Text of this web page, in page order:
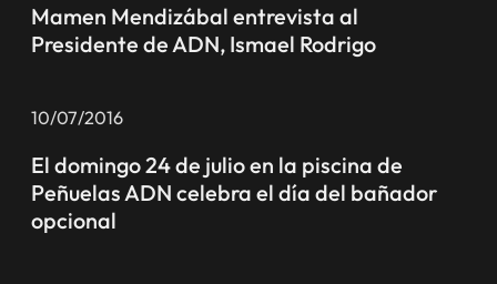
Mamen Mendizábal entrevista al
Presidente de ADN, Ismael Rodrigo
10/07/2016
El domingo 24 de julio en la piscina de
Peñuelas ADN celebra el día del bañador
opcional